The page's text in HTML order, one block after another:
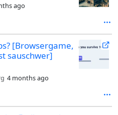
ago
[Browsergame,
sauschwer]
4 months ago